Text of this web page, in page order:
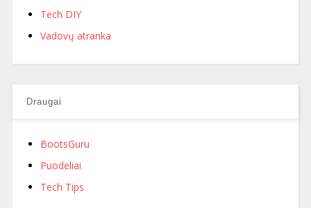
Tech DIY
Vadovų atranka
Draugai
BootsGuru
Puodeliai
Tech Tips